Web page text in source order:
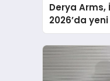
Derya
2026’da
global
sergiledi